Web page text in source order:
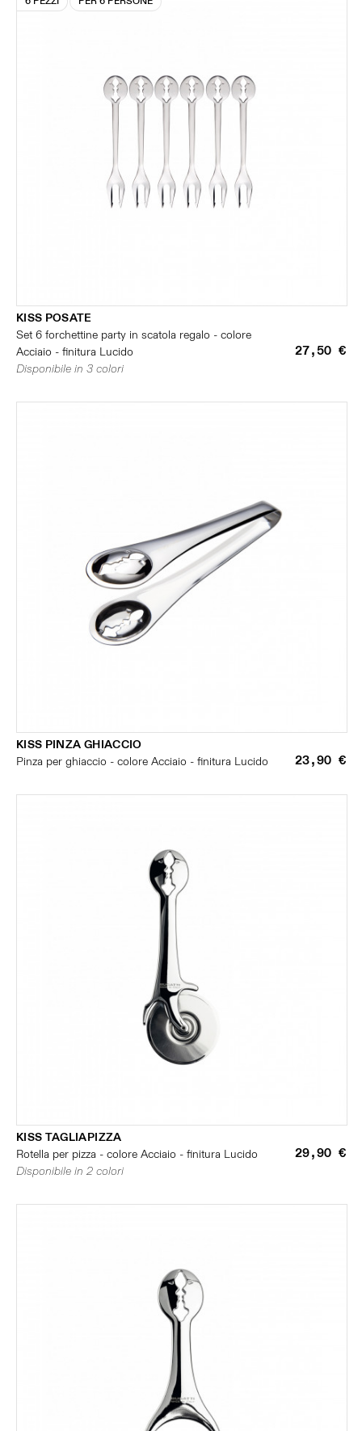
KISS POSATE
Set 6 forchettine party in scatola regalo - colore
Acciaio - finitura Lucido
27,50 €
Disponibile in 3 colori
KISS PINZA GHIACCIO
Pinza per ghiaccio - colore Acciaio - finitura Lucido
23,90 €
KISS TAGLIAPIZZA
Rotella per pizza - colore Acciaio - finitura Lucido
29,90 €
Disponibile in 2 colori